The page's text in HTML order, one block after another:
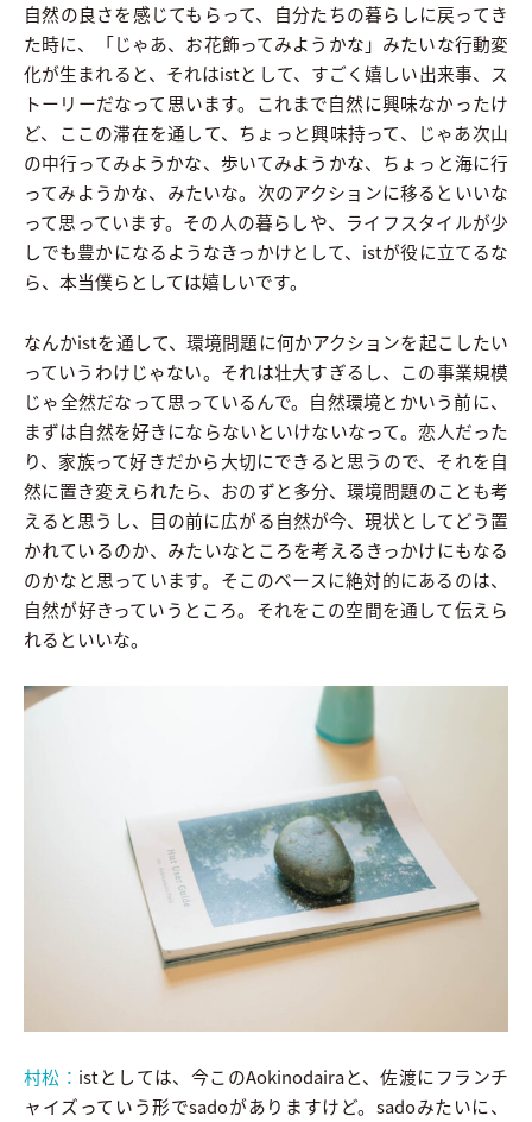
自然の良さを感じてもらって、自分たちの暮らしに戻ってき
た時に、「じゃあ、お花飾ってみようかな」みたいな行動変
化が生まれると、それはistとして、すごく嬉しい出来事、ス
トーリーだなって思います。これまで自然に興味なかったけ
ど、ここの滞在を通して、ちょっと興味持って、じゃあ次山
の中行ってみようかな、歩いてみようかな、ちょっと海に行
ってみようかな、みたいな。次のアクションに移るといいな
って思っています。その人の暮らしや、ライフスタイルが少
しでも豊かになるようなきっかけとして、istが役に立てるな
ら、本当僕らとしては嬉しいです。
なんかistを通して、環境問題に何かアクションを起こしたい
っていうわけじゃない。それは壮大すぎるし、この事業規模
じゃ全然だなって思っているんで。自然環境とかいう前に、
まずは自然を好きにならないといけないなって。恋人だった
り、家族って好きだから大切にできると思うので、それを自
然に置き変えられたら、おのずと多分、環境問題のことも考
えると思うし、目の前に広がる自然が今、現状としてどう置
かれているのか、みたいなところを考えるきっかけにもなる
のかなと思っています。そこのベースに絶対的にあるのは、
自然が好きっていうところ。それをこの空間を通して伝えら
れるといいな。
村松： istとしては、今このAokinodairaと、佐渡にフランチ
ャイズっていう形でsadoがありますけど。sadoみたいに、